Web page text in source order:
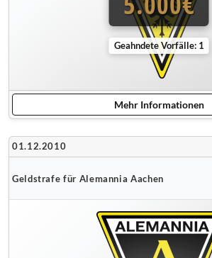
Geahndete Vorfälle: 1
Mehr Informationen
01.12.2010
Geldstrafe für Alemannia Aachen